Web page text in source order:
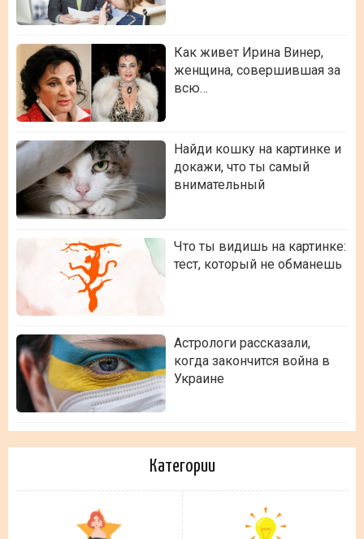
Как живет Ирина Винер,
женщина, совершившая за
всю…
Найди кошку на картинке и
докажи, что ты самый
внимательный
Что ты видишь на картинке:
тест, который не обманешь
Астрологи рассказали,
когда закончится война в
Украине
Категории